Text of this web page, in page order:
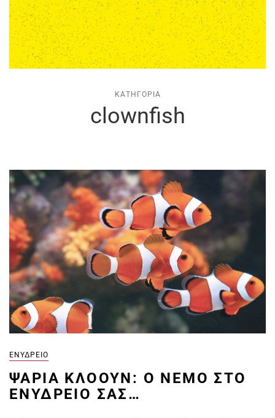
ΚΑΤΗΓΟΡΊΑ
clownfish
ΕΝΥΔΡΕΊΟ
ΨΆΡΙΑ ΚΛΌΟΥΝ: O NEMO ΣΤΟ
ΕΝΥΔΡΕΊΟ ΣΑΣ…